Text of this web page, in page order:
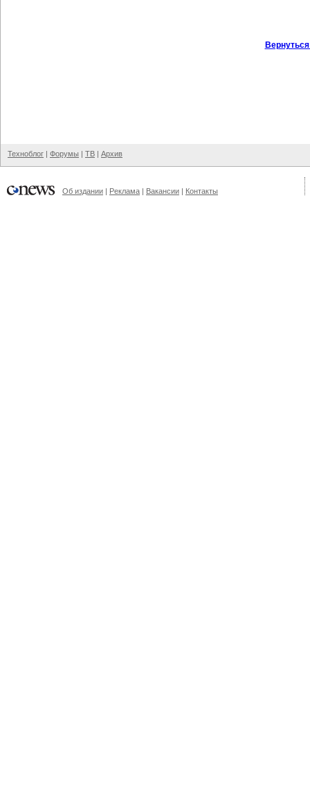
Техноблог | Форумы | ТВ | Архив
Об издании | Реклама | Вакансии | Контакты